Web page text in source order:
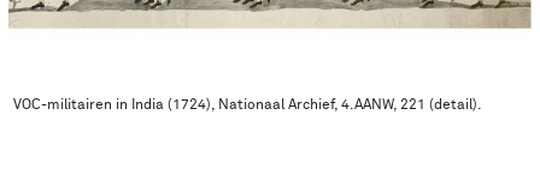
VOC-militairen in India (1724), Nationaal Archief, 4.AANW, 221 (detail).